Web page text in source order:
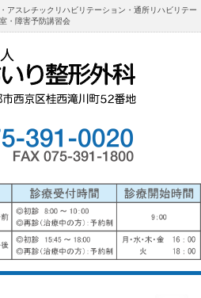
アスレチックリハビリテーション・通所リハビリテー
・障害予防講習会